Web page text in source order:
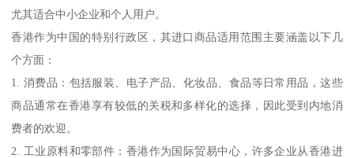
尤其适合中小企业和个人用户。
香港作为中国的特别行政区，其进口商品适用范围主要涵盖以下几
个方面：
1. 消费品：包括服装、电子产品、化妆品、食品等日常用品，这些
商品通常在香港享有较低的关税和多样化的选择，因此受到内地消
费者的欢迎。
2. 工业原料和零部件：香港作为国际贸易中心，许多企业从香港进